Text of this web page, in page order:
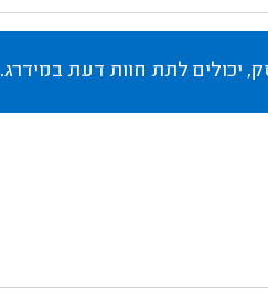
יכולים לתת חוות דעת במידרג.